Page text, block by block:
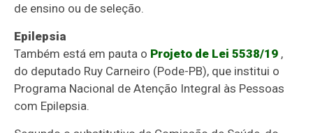
de ensino ou de seleção.
Epilepsia
Também está em pauta o Projeto de Lei 5538/19 ,
do deputado Ruy Carneiro (Pode-PB), que institui o
Programa Nacional de Atenção Integral às Pessoas
com Epilepsia.